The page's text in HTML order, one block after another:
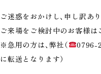
ご迷惑をおかけし、申し訳あ
ご来場をご検討中のお客様は
※急用の方は、弊社（
0796-
に転送となります）